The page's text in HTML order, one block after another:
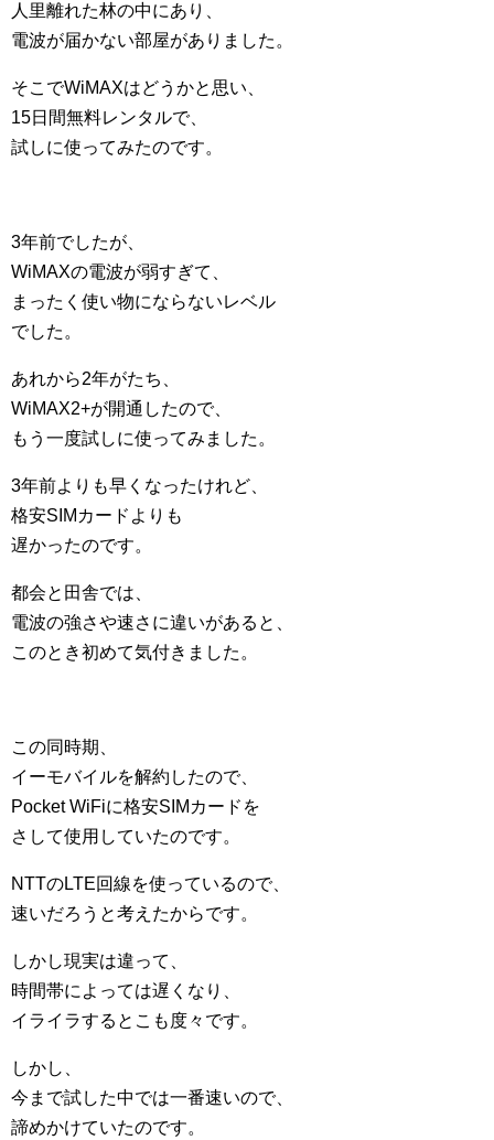
人里離れた林の中にあり、
電波が届かない部屋がありました。
そこでWiMAXはどうかと思い、
15日間無料レンタルで、
試しに使ってみたのです。
3年前でしたが、
WiMAXの電波が弱すぎて、
まったく使い物にならないレベル
でした。
あれから2年がたち、
WiMAX2+が開通したので、
もう一度試しに使ってみました。
3年前よりも早くなったけれど、
格安SIMカードよりも
遅かったのです。
都会と田舎では、
電波の強さや速さに違いがあると、
このとき初めて気付きました。
この同時期、
イーモバイルを解約したので、
Pocket WiFiに格安SIMカードを
さして使用していたのです。
NTTのLTE回線を使っているので、
速いだろうと考えたからです。
しかし現実は違って、
時間帯によっては遅くなり、
イライラするとこも度々です。
しかし、
今まで試した中では一番速いので、
諦めかけていたのです。